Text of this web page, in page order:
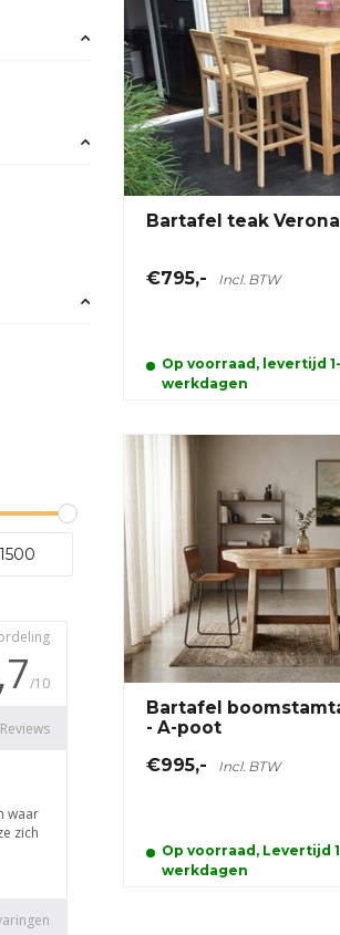
Bartafel teak
€795,- Incl. BTW
Op voorraad, levertijd
werkdagen
Bartafel
- A-poot
€995,- Incl. BTW
Op voorraad, Levertijd
werkdagen